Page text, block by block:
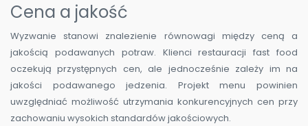
Cena a jakość
Wyzwanie stanowi znalezienie równowagi między ceną a
jakością podawanych potraw. Klienci restauracji fast food
oczekują przystępnych cen, ale jednocześnie zależy im na
jakości podawanego jedzenia. Projekt menu powinien
uwzględniać możliwość utrzymania konkurencyjnych cen przy
zachowaniu wysokich standardów jakościowych.